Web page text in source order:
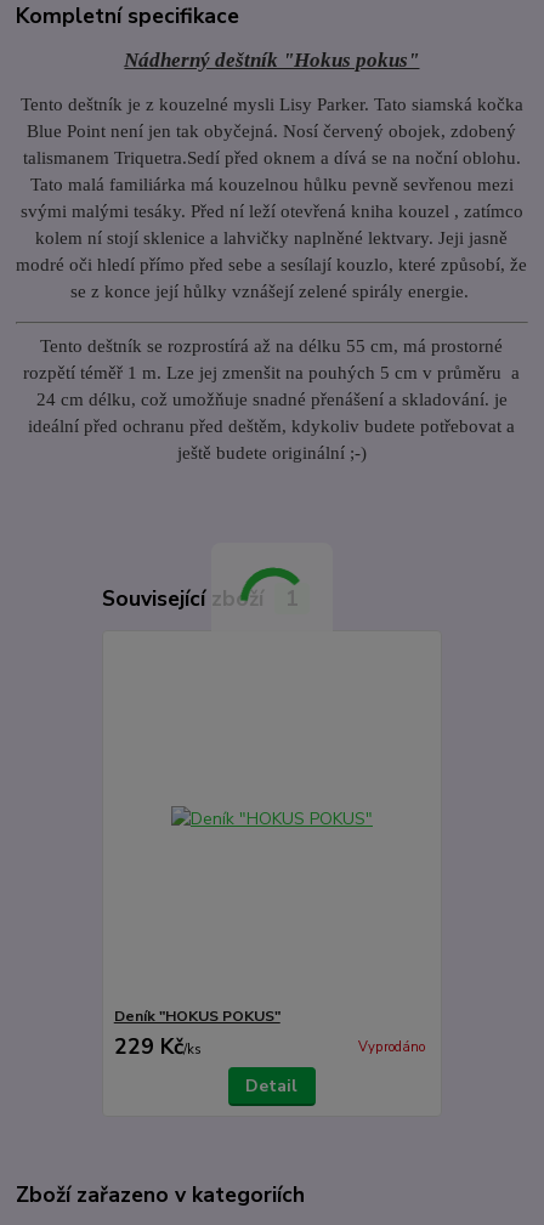
Kompletní specifikace
Nádherný deštník "Hokus pokus"
Tento deštník je z kouzelné mysli Lisy Parker. Tato siamská kočka
Blue Point není jen tak obyčejná. Nosí červený obojek, zdobený
talismanem Triquetra.Sedí před oknem a dívá se na noční oblohu.
Tato malá familiárka má kouzelnou hůlku pevně sevřenou mezi
svými malými tesáky. Před ní leží otevřená kniha kouzel , zatímco
kolem ní stojí sklenice a lahvičky naplněné lektvary. Jeji jasně
modré oči hledí přímo před sebe a sesílají kouzlo, které způsobí, že
se z konce její hůlky vznášejí zelené spirály energie.
Tento deštník se rozprostírá až na délku 55 cm, má prostorné
rozpětí téměř 1 m. Lze jej zmenšit na pouhých 5 cm v průměru a
24 cm délku, což umožňuje snadné přenášení a skladování. je
ideální před ochranu před deštěm, kdykoliv budete potřebovat a
ještě budete originální ;-)
Související zboží 1
Deník "HOKUS POKUS"
229 Kč/ks Vyprodáno
Detail
Zboží zařazeno v kategoriích